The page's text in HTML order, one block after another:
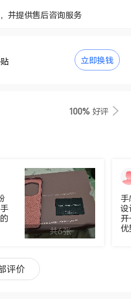
并提供售后咨询服务
立即换钱
100% 好评
共6张
手
设
开
优
评价